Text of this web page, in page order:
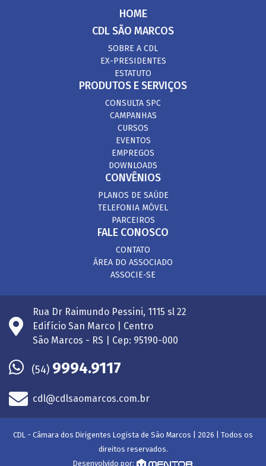
HOME
CDL SÃO MARCOS
SOBRE A CDL
EX-PRESIDENTES
ESTATUTO
PRODUTOS E SERVIÇOS
CONSULTA SPC
CAMPANHAS
CURSOS
EVENTOS
EMPREGOS
DOWNLOADS
CONVÊNIOS
PLANOS DE SAÚDE
TELEFONIA MÓVEL
PARCEIROS
FALE CONOSCO
CONTATO
ÁREA DO ASSOCIADO
ASSOCIE-SE
Rua Dr Raimundo Pessini, 1115 sl 22
Edifício San Marco | Centro
São Marcos - RS | Cep: 95190-000
(54) 9994.9117
cdl@cdlsaomarcos.com.br
CDL - Câmara dos Dirigentes Logista de São Marcos | 2026 | Todos os
direitos reservados.
Desenvolvido por: